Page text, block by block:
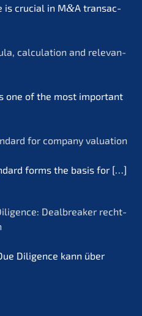
is crucial in M&A transac­
calcu­la­ti­on and relevan­
one of the most important
for compa­ny valua­ti­on
forms the basis for […]
Dealb­rea­k­er recht­
Diligence kann über